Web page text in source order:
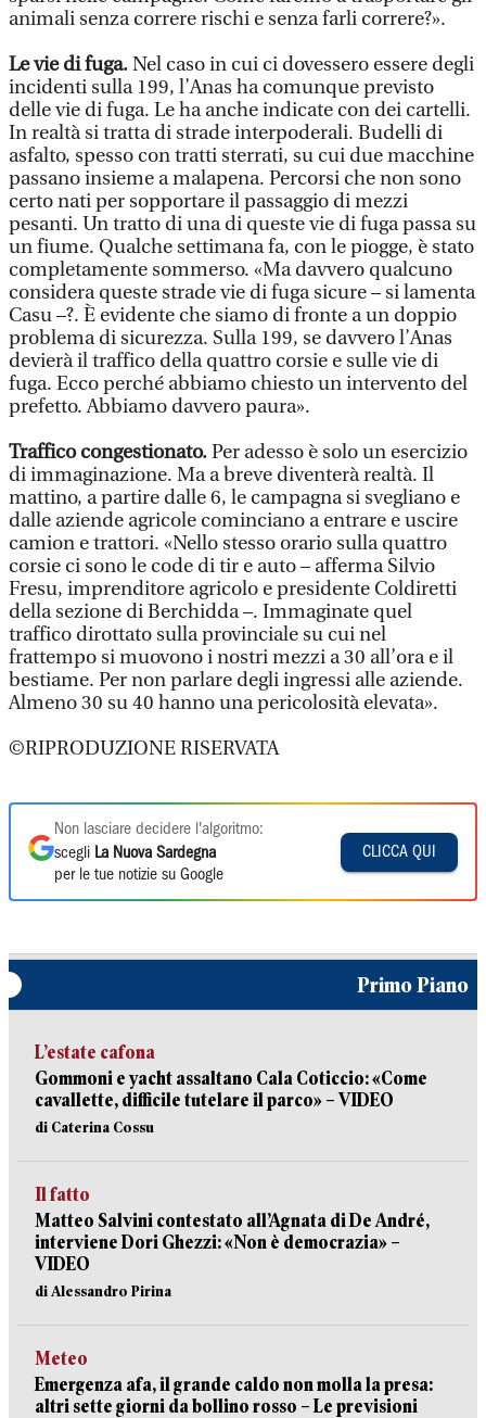
animali senza correre rischi e senza farli correre?».
Le vie di fuga.Nel caso in cui ci dovessero essere degli
incidenti sulla 199, l’Anas ha comunque previsto
delle vie di fuga. Le ha anche indicate con dei cartelli.
In realtà si tratta di strade interpoderali. Budelli di
asfalto, spesso con tratti sterrati, su cui due macchine
passano insieme a malapena. Percorsi che non sono
certo nati per sopportare il passaggio di mezzi
pesanti. Un tratto di una di queste vie di fuga passa su
un fiume. Qualche settimana fa, con le piogge, è stato
completamente sommerso. «Ma davvero qualcuno
considera queste strade vie di fuga sicure – si lamenta
Casu –?. È evidente che siamo di fronte a un doppio
problema di sicurezza. Sulla 199, se davvero l’Anas
devierà il traffico della quattro corsie e sulle vie di
fuga. Ecco perché abbiamo chiesto un intervento del
prefetto. Abbiamo davvero paura».
Traffico congestionato.Per adesso è solo un esercizio
di immaginazione. Ma a breve diventerà realtà. Il
mattino, a partire dalle 6, le campagna si svegliano e
dalle aziende agricole cominciano a entrare e uscire
camion e trattori. «Nello stesso orario sulla quattro
corsie ci sono le code di tir e auto – afferma Silvio
Fresu, imprenditore agricolo e presidente Coldiretti
della sezione di Berchidda –. Immaginate quel
traffico dirottato sulla provinciale su cui nel
frattempo si muovono i nostri mezzi a 30 all’ora e il
bestiame. Per non parlare degli ingressi alle aziende.
Almeno 30 su 40 hanno una pericolosità elevata».
©RIPRODUZIONE RISERVATA
Non lasciare decidere l'algoritmo:
scegli La Nuova Sardegna
per le tue notizie su Google
CLICCA QUI
Primo Piano
L’estate cafona
Gommoni e yacht assaltano Cala Coticcio: «Come
cavallette, difficile tutelare il parco» – VIDEO
di Caterina Cossu
Il fatto
Matteo Salvini contestato all’Agnata di De André,
interviene Dori Ghezzi: «Non è democrazia» –
VIDEO
di Alessandro Pirina
Meteo
Emergenza afa, il grande caldo non molla la presa:
altri sette giorni da bollino rosso – Le previsioni